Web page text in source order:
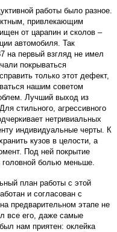
работы было разное.
привлекающим
от царапин и сколов –
автомобиля. Так
на первый взгляд не имел
покрываться
только этот дефект,
нашим советом
Лучший выход из
стильного, агрессивного
нетривиальных
индивидуальные черты. К
кузов в целости, а
Под ней покрытие
головной болью меньше.
план работы с этой
и согласован с
предварительном этапе не
все его, даже самые
нам приятен: оклейка